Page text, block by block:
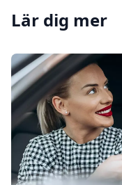
Lär dig mer